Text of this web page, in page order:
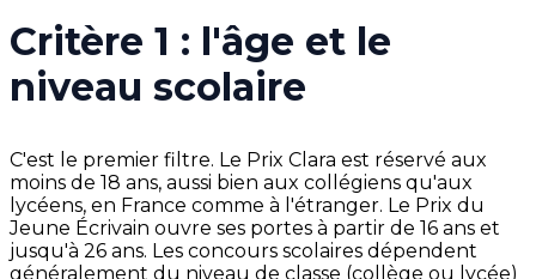
Critère 1 : l'âge et le
niveau scolaire
C'est le premier filtre. Le Prix Clara est réservé aux
moins de 18 ans, aussi bien aux collégiens qu'aux
lycéens, en France comme à l'étranger. Le Prix du
Jeune Écrivain ouvre ses portes à partir de 16 ans et
jusqu'à 26 ans. Les concours scolaires dépendent
généralement du niveau de classe (collège ou lycée)